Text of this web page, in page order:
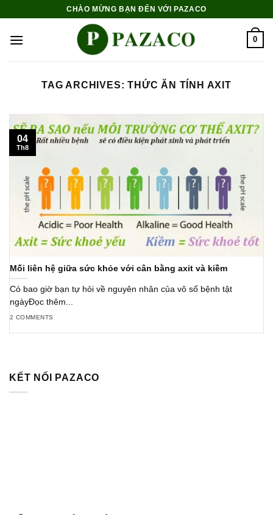
content
CHÀO MỪNG BẠN ĐẾN VỚI PAZACO
0
TAG ARCHIVES:THỨC ĂN TÍNH AXIT
Mối liên hệ giữa sức khỏe với cân bằng axit và kiềm
Có bao giờ bạn tự hỏi về nguyên nhân của vô số bệnh tật
ngàyĐọc thêm...
2 COMMENTS
04
Th8
KẾT NỐI PAZACO